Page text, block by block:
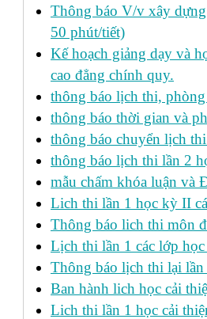
Thông báo V/v xây
50 phút/tiết)
Kế hoạch giảng dạy và
cao đẳng chính quy.
thông báo lịch thi,
thông báo thời gian và
thông báo chuyển lịch
thông báo lịch thi lần 2
mẫu chấm khóa luận và
Lich thi lần 1 học kỳ II
Thông báo lich thi môn
Lịch thi lần 1 các lớp
Thông báo lịch thi lại
Ban hành lich học cải
Lich thi lần 1 học cải